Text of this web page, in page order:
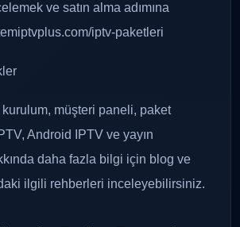
ve satın alma adımına
iptv-paketleri
kurulum, müşteri paneli, paket
Android IPTV ve yayın
daha fazla bilgi için blog ve
ilgili rehberleri inceleyebilirsiniz.